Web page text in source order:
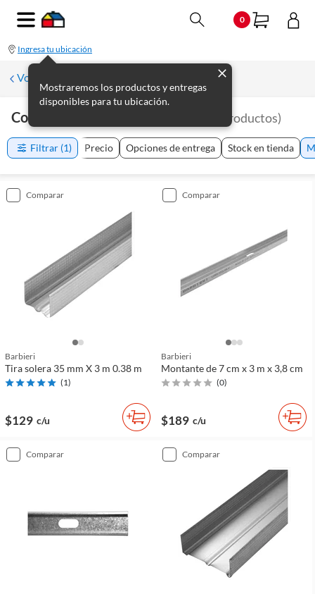
0
Ingresa tu ubicación
Mostraremos los productos y entregas
disponibles para tu ubicación.
Volver a Materiales de Construcción
Construcción En Seco Barbieri productos)
Filtrar (1) Precio Opciones de entrega Stock en tienda
comparar
Barbieri
Tira solera 35 mm X 3 m 0.38 m
(1)
$129 c/u
comparar
Barbieri
Montante de 7 cm x 3 m x 3,8 cm
(0)
$189 c/u
comparar comparar